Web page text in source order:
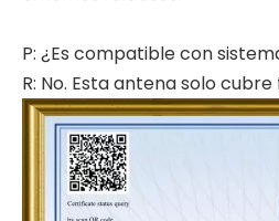
P: ¿Es compatible con
R: No. Esta antena solo